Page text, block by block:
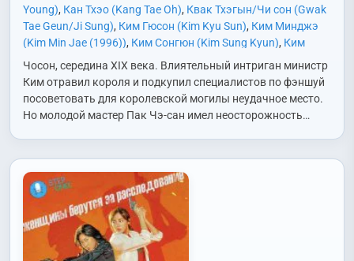
Young), Кан Тхэо (Kang Tae Oh), Квак Тхэгын/Чи сон (Gwak
Tae Geun/Ji Sung), Ким Гюсон (Kim Kyu Sun), Ким Минджэ
(Kim Min Jae (1996)), Ким Сонгюн (Kim Sung Kyun), Ким
Харим (Kim Ha Rim), Ли Вонгын (Lee Won Geun)
(Lee Kyu Sub)
Ли Доа (Lee Do Ah)
Ли Сехи (Lee Se Hee)
Ли Сиу (Lee Shi Woo)
Мун Чхэвон
(Moon Chae Won)
Пэк Юнсик (Baek Yoon Shik)
Хо Сонтхэ (Heo Sung Tae)
Чо Сыну (Jo
Seung Woo),Чхве Джэсоп (Choi Jae Sup),Ю Джэмён (Yoo
Jae Myung)
Чосон, середина XIX века. Влиятельный интриган министр
Ким отравил короля и подкупил специалистов по фэншуй
посоветовать для королевской могилы неудачное место.
Но молодой мастер Пак Чэ-сан имел неосторожность…